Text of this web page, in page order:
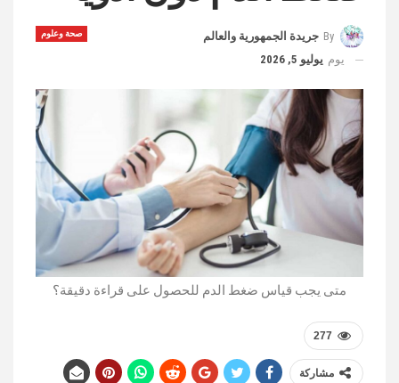
صحة وعلوم By جريدة الجمهورية والعالم
يوم يوليو 5, 2026
متى يجب قياس ضغط الدم للحصول على قراءة دقيقة؟
277
مشاركة